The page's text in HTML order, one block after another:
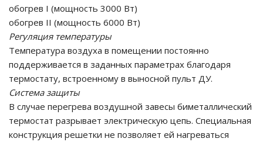
обогрев I (мощность 3000 Вт)
обогрев II (мощность 6000 Вт)
Регуляция температуры
Температура воздуха в помещении постоянно
поддерживается в заданных параметрах благодаря
термостату, встроенному в выносной пульт ДУ.
Система защиты
В случае перегрева воздушной завесы биметаллический
термостат разрывает электрическую цепь. Специальная
конструкция решетки не позволяет ей нагреваться